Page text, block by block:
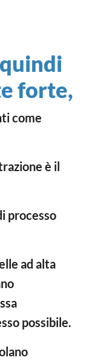
forte,
come
è il
processo
ad alta
possibile.